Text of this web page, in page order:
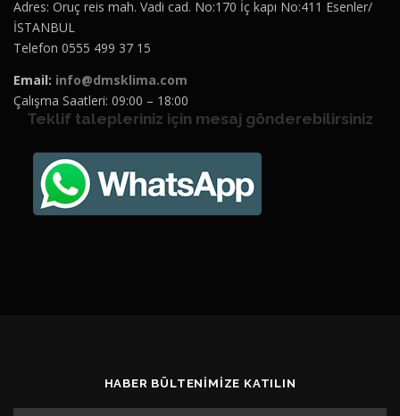
Adres: Oruç reis mah. Vadi cad. No:170 İç kapı No:411 Esenler/
İSTANBUL
Telefon 0555 499 37 15
Email: info@dmsklima.com
Çalışma Saatleri: 09:00 – 18:00
Teklif talepleriniz için mesaj gönderebilirsiniz
HABER BÜLTENIMIZE KATILIN